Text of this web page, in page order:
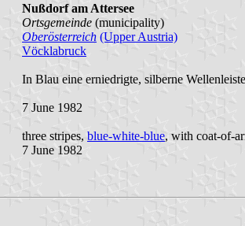
Nußdorf am Attersee
Ortsgemeinde (municipality)
Oberösterreich (Upper Austria)
Vöcklabruck
In Blau eine erniedrigte, silberne
7 June 1982
three stripes, blue-white-blue, with coat-of-
7 June 1982